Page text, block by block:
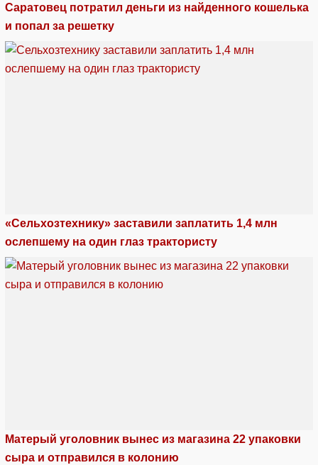
Саратовец потратил деньги из найденного кошелька
и попал за решетку
«Сельхозтехнику» заставили заплатить 1,4 млн
ослепшему на один глаз трактористу
Матерый уголовник вынес из магазина 22 упаковки
сыра и отправился в колонию